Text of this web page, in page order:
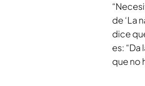
de ‘La
dice
es: “Da
que no